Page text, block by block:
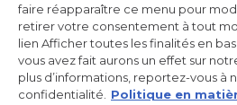
CANDY HOOVER GROUP S.r.I. - Associé
Via Comolli, 57 - 20861 Brugherio (MB) -
ADMINISTRATIFS : Via Privata Eden
Brugherio (MB) et Via Trento n. 20/A-
Italie - Tél. : +39.039.2086.1 - Fax :
35 000 000,00 € iv - Cod. Code fiscal
registre du commerce de Milan-Monza-
faire réapparaître ce menu pour
retirer votre consentement à tout
lien Afficher toutes les finalités en
vous avez fait aurons un effet sur
plus d’informations, reportez-vous à
confidentialité.
Politique en